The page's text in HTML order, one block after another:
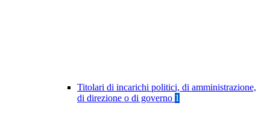
Titolari di incarichi politici, di amministrazione,
di direzione o di governo 1